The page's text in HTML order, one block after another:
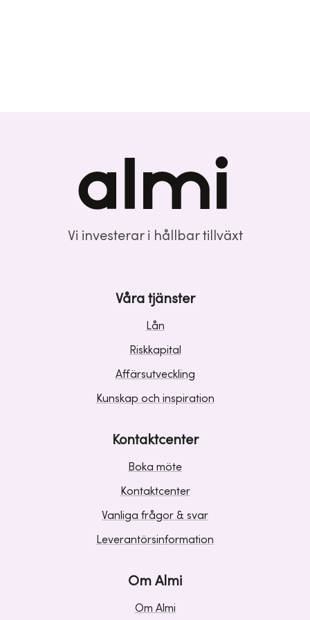
Vi investerar i hållbar tillväxt
Våra tjänster
Lån
Riskkapital
Affärsutveckling
Kunskap och inspiration
Kontaktcenter
Boka möte
Kontaktcenter
Vanliga frågor & svar
Leverantörsinformation
Om Almi
Om Almi